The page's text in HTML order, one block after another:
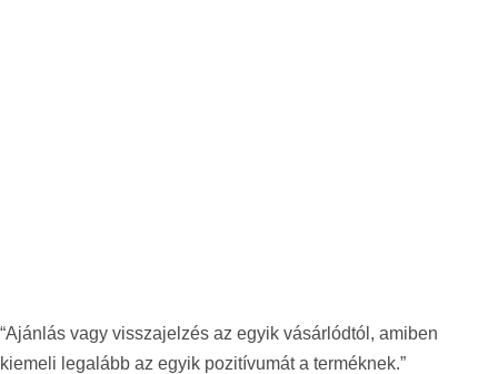
“Ajánlás vagy visszajelzés az egyik vásárlódtól, amiben
kiemeli legalább az egyik pozitívumát a terméknek.”